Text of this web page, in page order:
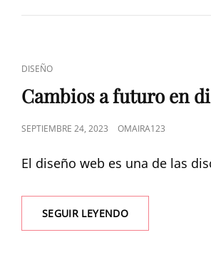
DISEÑO
Cambios a futuro en
SEPTIEMBRE 24, 2023 OMAIRA123
El diseño web es una de las
SEGUIR LEYENDO